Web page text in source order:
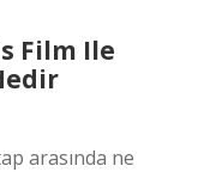
Film Ile
arasında ne